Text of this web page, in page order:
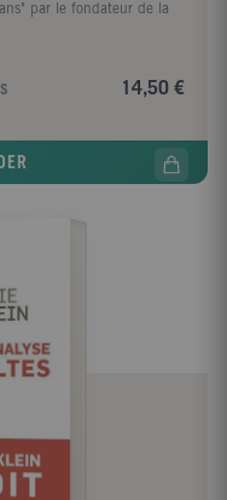
par le fondateur de la
14,50 €